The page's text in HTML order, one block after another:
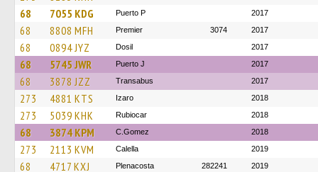
68 7055 KDG Puerto P 2017
68 8808 MFH Premier 3074 2017
68 0894 JYZ Dosil 2017
68 5745 JWR Puerto J 2017
68 3878 JZZ Transabus 2017
273 4881 KTS Izaro 2018
273 5039 KHK Rubiocar 2018
68 3874 KPM C.Gomez 2018
273 2113 KVM Calella 2019
68 4717 KXJ Plenacosta 282241 2019